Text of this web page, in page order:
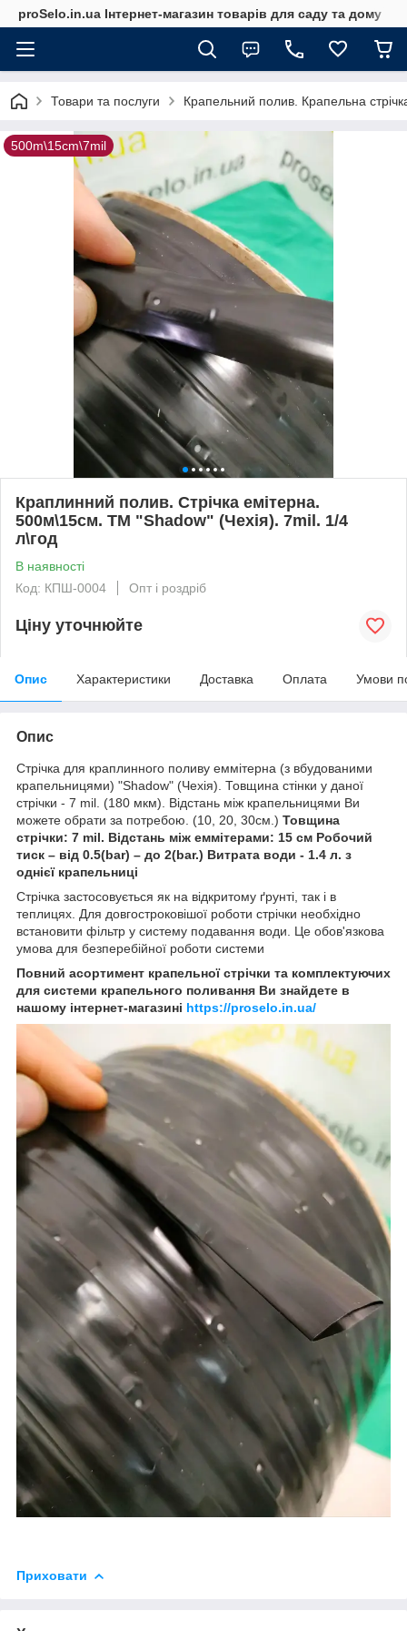
proSelo.in.ua Інтернет-магазин товарів для саду та дому
Товари та послуги Крапельний полив. Крапельна
500m\15cm\7mil
Краплинний полив. Стрічка емітерна.
500м\15см. ТМ "Shadow" (Чехія). 7mil. 1/4
л\год
В наявності
Код: КПШ-0004
Опт і роздріб
Ціну уточнюйте
Опис Характеристики Доставка Оплата Умови
Опис
Стрічка для краплинного поливу еммітерна (з вбудованими
крапельницями) "Shadow" (Чехія). Товщина стінки у даної
стрічки - 7 mil. (180 мкм). Відстань між крапельницями Ви
можете обрати за потребою. (10, 20, 30см.) Товщина
стрічки: 7 mil. Відстань між еммітерами: 15 см Робочий
тиск – від 0.5(bar) – до 2(bar.) Витрата води - 1.4 л. з
однієї крапельниці
Стрічка застосовується як на відкритому ґрунті, так і в
теплицях. Для довгостроковішої роботи стрічки необхідно
встановити фільтр у систему подавання води. Це обов'язкова
умова для безперебійної роботи системи
Повний асортимент крапельної стрічки та комплектуючих
для системи крапельного поливання Ви знайдете в
нашому інтернет-магазині https://proselo.in.ua/
Приховати